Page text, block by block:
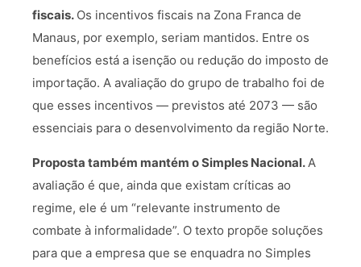
fiscais. Os incentivos fiscais na Zona Franca de
Manaus, por exemplo, seriam mantidos. Entre os
benefícios está a isenção ou redução do imposto de
importação. A avaliação do grupo de trabalho foi de
que esses incentivos — previstos até 2073 — são
essenciais para o desenvolvimento da região Norte.
Proposta também mantém o Simples Nacional.A
avaliação é que, ainda que existam críticas ao
regime, ele é um “relevante instrumento de
combate à informalidade”. O texto propõe soluções
para que a empresa que se enquadra no Simples